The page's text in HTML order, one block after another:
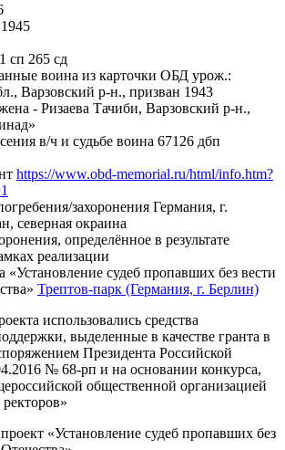
сп 265 сд
воина из карточки ОБД урож.:
Варзовский р-н., призван 1943
- Ризаева Тачиби, Варзовский р-н.,
в/ч и судьбе воина 67126 дбп
https://www.obd-memorial.ru/html/info.htm?
захоронения Германия, г.
северная окраина
определённое в результате
реализации
«Установление судеб пропавших без вести
Трептов-парк (Германия, г. Берлин)
использовались средства
выделенные в качестве гранта в
Президента Российской
№ 68-рп и на основании конкурса,
общественной организацией
«Установление судеб пропавших без